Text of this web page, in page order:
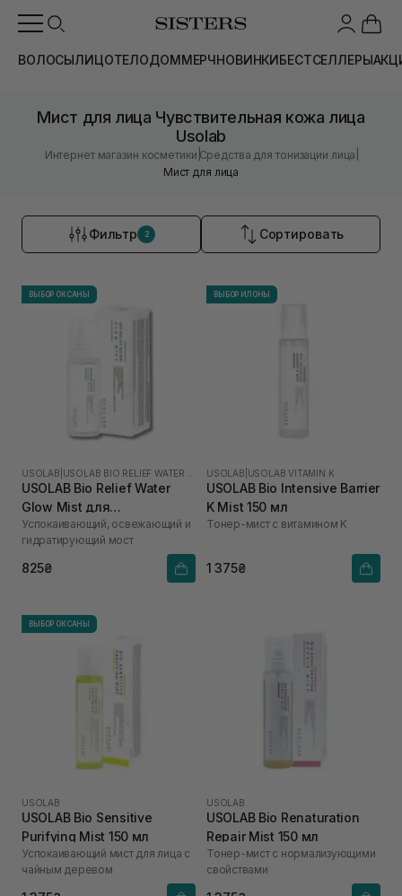
ВОЛОСЫЛИЦОТЕЛОДОММЕРЧНОВИНКИБЕСТСЕЛЛЕРЫ
Мист для лица Чувствительная кожа лица
Usolab
Интернет магазин косметики |Средства для тонизации лица
Мист для лица
Фильтр 2 Сортировать
ВЫБОР ОКСАНЫ
USOLAB
USOLAB Bio Relief Water
Glow Mist для
чувствительной и
раздраженной кожи 100
мл
Успокаивающий, освежающий и
гидратирующий мост
825₴
ВЫБОР ИЛОНЫ
USOLAB USOLAB VITAMIN K
USOLAB Bio Intensive Barrier
K Mist 150 мл
Тонер-мист с витамином K
1 375₴
ВЫБОР ОКСАНЫ
USOLAB
USOLAB Bio Sensitive
Purifying Mist 150 мл
Успокаивающий мист для лица с
чайным деревом
USOLAB
USOLAB Bio Renaturation
Repair Mist 150 мл
Тонер-мист с нормализующими
свойствами